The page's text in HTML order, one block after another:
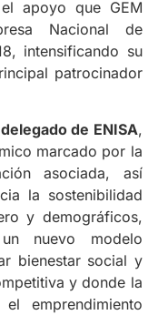
apoyo que GEM
Nacional de
intensificando su
patrocinador
de ENISA,
marcado por la
asociada, así
la sostenibilidad
y demográficos,
nuevo modelo
bienestar social y
y donde la
emprendimiento